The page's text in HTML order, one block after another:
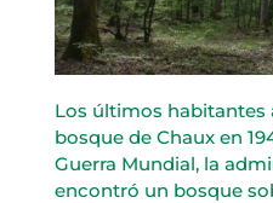
Los últimos habitantes
bosque de Chaux en
Guerra Mundial, la
encontró un bosque